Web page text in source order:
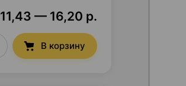
11,43 — 16,20 р.
В корзину